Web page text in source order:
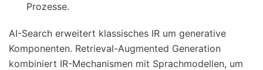
Prozesse.
AI-Search erweitert klassisches IR um generative
Komponenten. Retrieval-Augmented Generation
kombiniert IR-Mechanismen mit Sprachmodellen, um